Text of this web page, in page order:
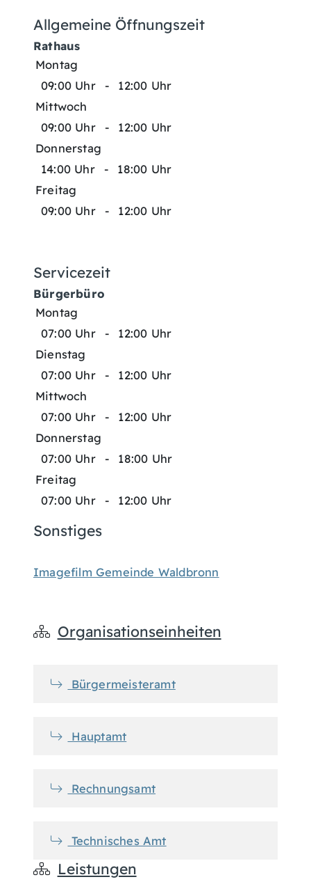
Allgemeine Öffnungszeit
Rathaus
Montag
09:00 Uhr
-
12:00 Uhr
Mittwoch
09:00 Uhr
-
12:00 Uhr
Donnerstag
14:00 Uhr
-
18:00 Uhr
Freitag
09:00 Uhr
- 12:00 Uhr
Servicezeit
Bürgerbüro
Montag
07:00 Uhr
-
12:00 Uhr
Dienstag
07:00 Uhr
-
12:00 Uhr
Mittwoch
07:00 Uhr
-
12:00 Uhr
Donnerstag
07:00 Uhr
-
18:00 Uhr
Freitag
07:00 Uhr
- 12:00 Uhr
Sonstiges
Imagefilm Gemeinde Waldbronn
Organisationseinheiten
Bürgermeisteramt
Hauptamt
Rechnungsamt
Technisches Amt
Leistungen